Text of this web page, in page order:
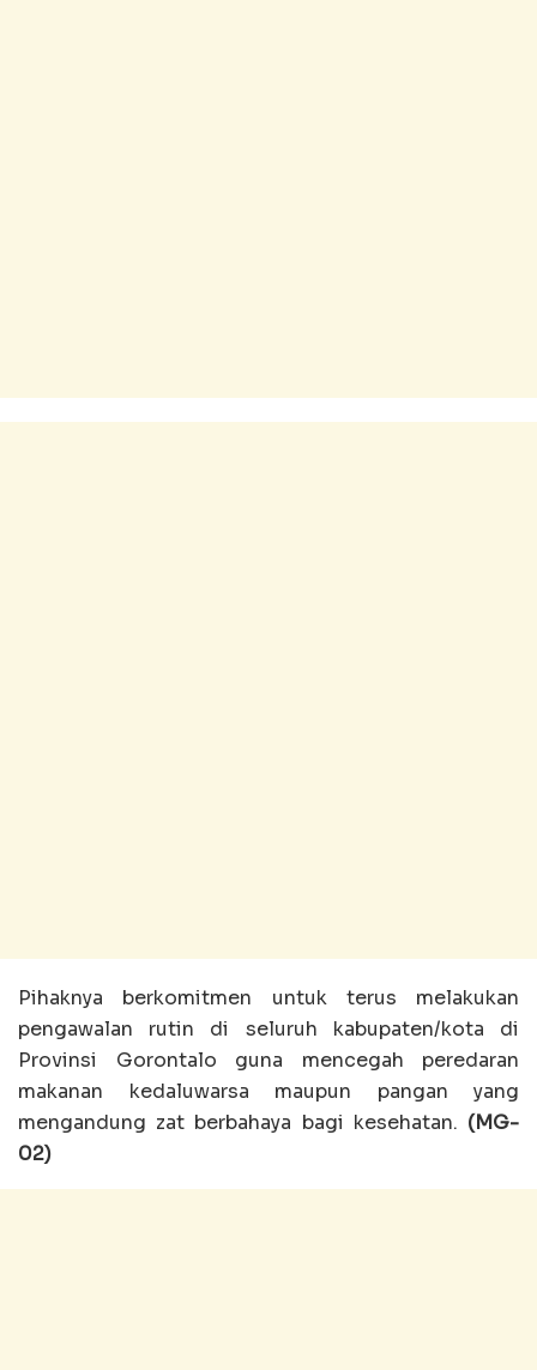
Pihaknya berkomitmen untuk terus melakukan
pengawalan rutin di seluruh kabupaten/kota di
Provinsi Gorontalo guna mencegah peredaran
makanan kedaluwarsa maupun pangan yang
mengandung zat berbahaya bagi kesehatan. (MG-
02)